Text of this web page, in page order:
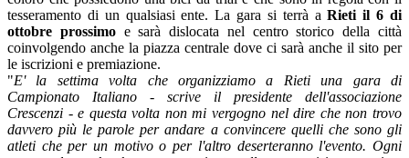
tesseramento di un qualsiasi ente. La gara si terrà aRieti il 6 di
ottobre prossimo e sarà dislocata nel centro storico della città
coinvolgendo anche la piazza centrale dove ci sarà anche il sito per
le iscrizioni e premiazione.
"E' la settima volta che organizziamo a Rieti una gara di
Campionato Italiano - scrive il presidente dell'associazione
Crescenzi - e questa volta non mi vergogno nel dire che non trovo
davvero più le parole per andare a convincere quelli che sono gli
atleti che per un motivo o per l'altro deserteranno l'evento. Ogni